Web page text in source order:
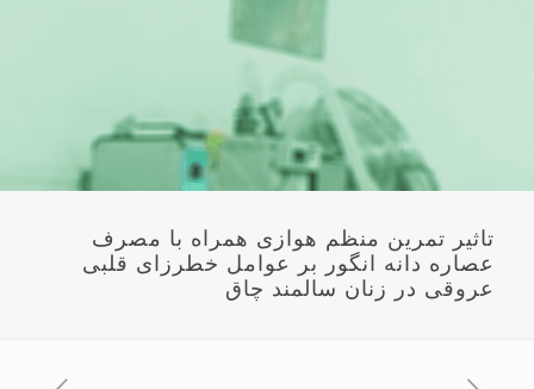
تاثير تمرين منظم هوازی همراه با مصرف
عصاره دانه انگور بر عوامل خطرزای قلبی
عروقی در زنان سالمند چاق